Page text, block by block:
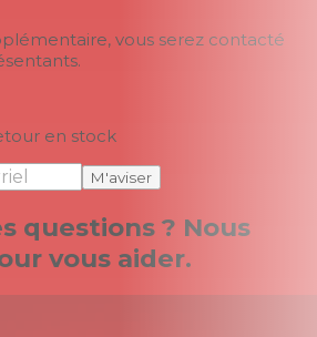
vous serez contacté
en stock
M'aviser
questions ? Nous
vous aider.